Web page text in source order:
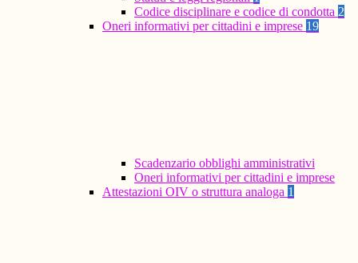
Codice disciplinare e codice di condotta 2
Oneri informativi per cittadini e imprese 19
Scadenzario obblighi amministrativi
Oneri informativi per cittadini e imprese
Attestazioni OIV o struttura analoga 1